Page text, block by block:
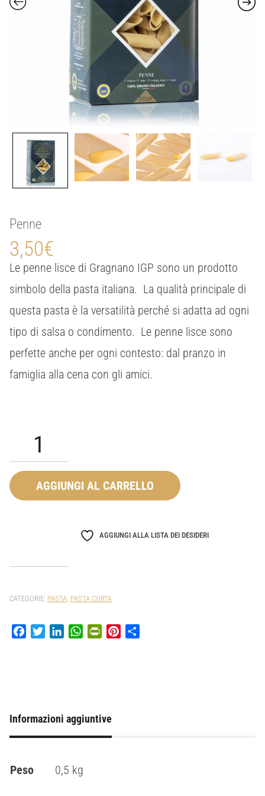
Penne
3,50€
Le penne lisce di Gragnano IGP sono un prodotto
simbolo della pasta italiana. La qualità principale di
questa pasta è la versatilità perché si adatta ad ogni
tipo di salsa o condimento. Le penne lisce sono
perfette anche per ogni contesto: dal pranzo in
famiglia alla cena con gli amici.
AGGIUNGI AL CARRELLO
AGGIUNGI ALLA LISTA DEI DESIDERI
CATEGORIE: PASTA, PASTA CORTA
Facebook
Twitter LinkedInWhatsAppPrintFriendly
Pinterest
Informazioni aggiuntive
Peso 0,5 kg